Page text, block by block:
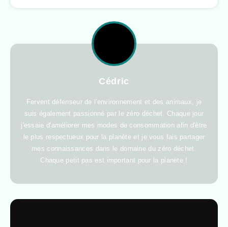
Cédric
Fervent défenseur de l'environnement et des animaux, je
suis également passionné par le zéro déchet. Chaque jour
j'essaie d'améliorer mes modes de consommation afin d'être
le plus respectueux pour la planète et je vous fais partager
mes connaissances dans le domaine du zéro déchet.
Chaque petit pas est important pour la planète !